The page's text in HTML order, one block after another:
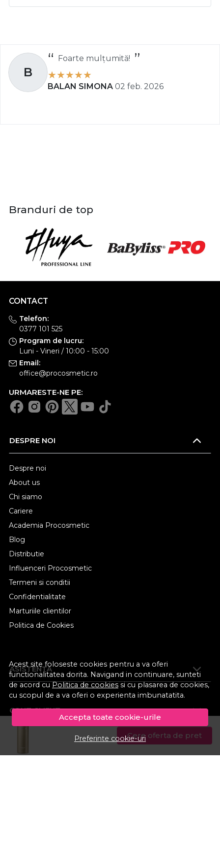
Cere oferta de pret
Acest site foloseste cookies pentru a va oferi
functionalitatea dorita. Navigand in continuare, sunteti
de acord cuPolitica de cookiessi cu plasarea de cookies,
cu scopul de a va oferi o experienta imbunatatita.
Accepta toate cookie-urile
Preferinte cookie-uri
B
Foarte mulțumită!
BALAN SIMONA 02 feb. 2026
Branduri de top
CONTACT
Telefon:
0377 101 525
Program de lucru:
Luni - Vineri / 10:00 - 15:00
Email:
office@procosmetic.ro
URMARESTE-NE PE:
DESPRE NOI
Despre noi
About us
Chi siamo
Cariere
Academia Procosmetic
Blog
Distributie
Influenceri Procosmetic
Termeni si conditii
Confidentialitate
Marturiile clientilor
Politica de Cookies
ASISTENTA
CONT CLIENT